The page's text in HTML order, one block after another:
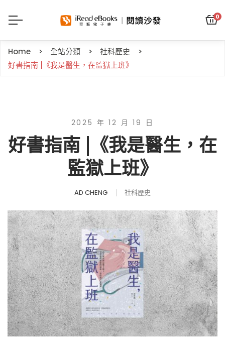
0
Home 全站分類
社科歷史
好書指南 |《我是醫生，在監獄上班》
2025 年 12 月 19 日
好書指南 |《我是醫生，在
監獄上班》
AD CHENG 社科歷史